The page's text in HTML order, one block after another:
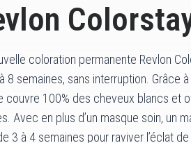
coloration permanente Revlon
8 semaines, sans interruption. Grâce
couvre 100% des cheveux blancs et
Avec en plus d’un masque soin, un
3 à 4 semaines pour raviver l’éclat